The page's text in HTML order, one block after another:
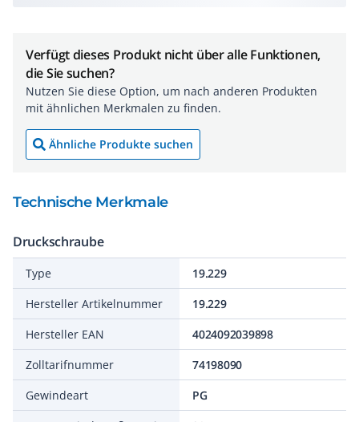
Verfügt dieses Produkt nicht über alle Funktionen,
die Sie suchen?
Nutzen Sie diese Option, um nach anderen Produkten
mit ähnlichen Merkmalen zu finden.
Ähnliche Produkte suchen
Technische Merkmale
Druckschraube
Type
19.229
Hersteller Artikelnummer
19.229
Hersteller EAN
4024092039898
Zolltarifnummer
74198090
Gewindeart
PG